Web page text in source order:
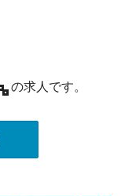
の求人です。